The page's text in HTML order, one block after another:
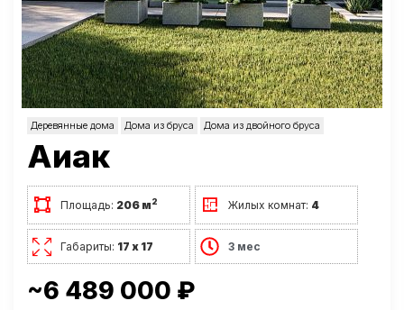
Деревянные дома Дома из бруса Дома из двойного бруса
Аиак
Площадь: 206 м2 Жилых комнат: 4
Габариты: 17 х 17 3 мес
~6 489 000 ₽